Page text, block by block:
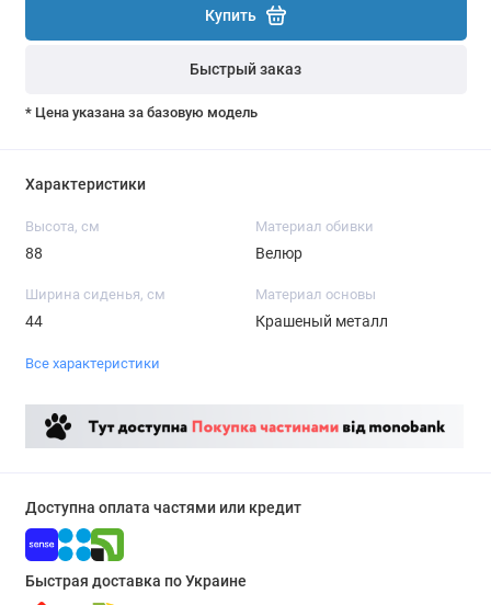
Купить
Быстрый заказ
* Цена указана за базовую модель
Характеристики
Высота, см
88
Материал обивки
Велюр
Ширина сиденья, см
44
Материал основы
Крашеный металл
Все характеристики
Доступна оплата частями или кредит
Быстрая доставка по Украине